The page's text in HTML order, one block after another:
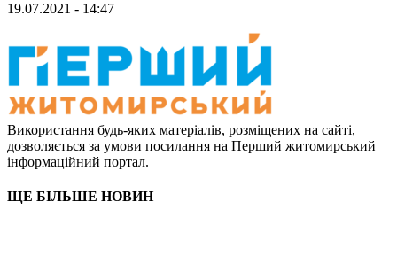
19.07.2021 - 14:47
Використання будь-яких матеріалів, розміщених на сайті,
дозволяється за умови посилання на Перший житомирський
інформаційний портал.
ЩЕ БІЛЬШЕ НОВИН